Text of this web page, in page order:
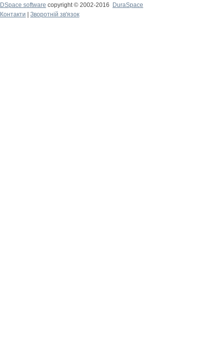
DSpace software copyright © 2002-2016
DuraSpace
Контакти
Зворотній зв'язок